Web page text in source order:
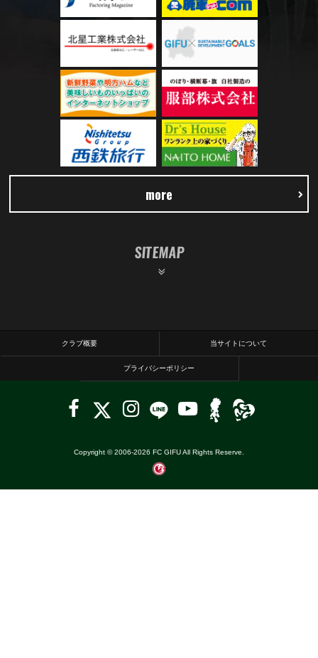
more
SITEMAP
クラブ概要 当サイトについて
プライバシーポリシー
Copyright © 2006-2026 FC GIFU All Rights Reserve.